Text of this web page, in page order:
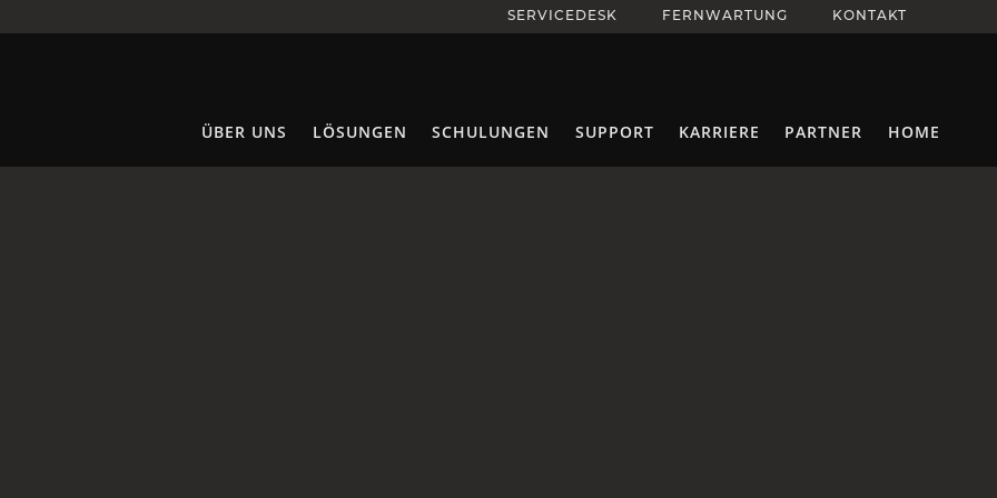
SERVICEDESK FERNWARTUNG KONTAKT
ÜBER UNS LÖSUNGEN SCHULUNGEN SUPPORT KARRIERE PARTNER HOME